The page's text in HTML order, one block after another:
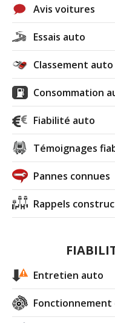
Avis voitures
Essais auto
Classement auto
Consommation
Fiabilité auto
Témoignages
Pannes connues
Rappels
Entretien auto